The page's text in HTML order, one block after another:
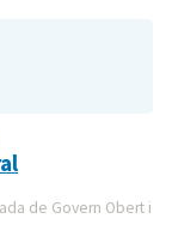
de Govern Obert i